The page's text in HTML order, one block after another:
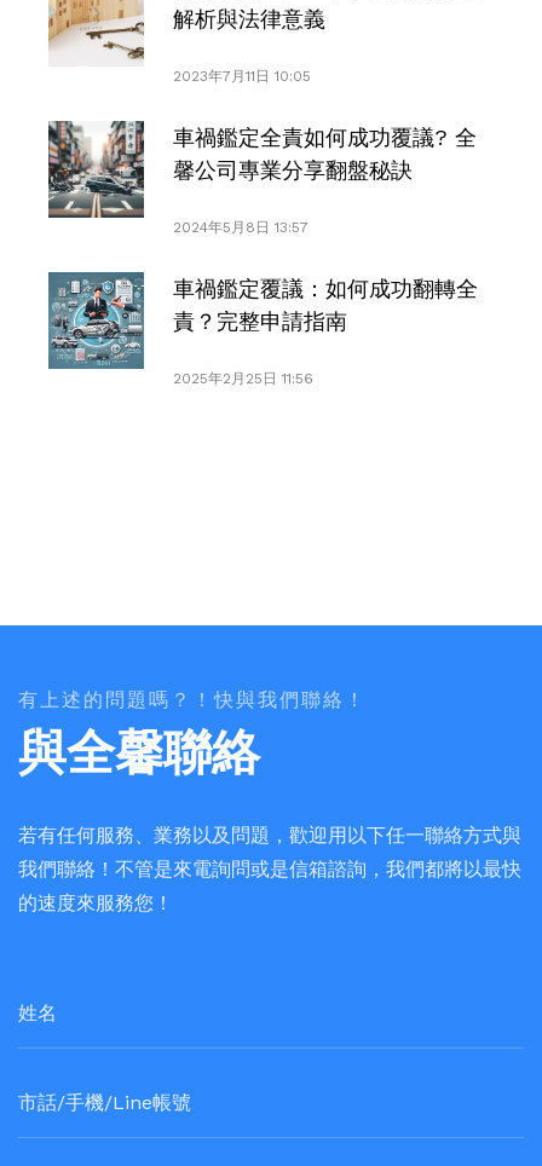
解析與法律意義
2023年7月11日 10:05
車禍鑑定全責如何成功覆議? 全
馨公司專業分享翻盤秘訣
2024年5月8日 13:57
車禍鑑定覆議：如何成功翻轉全
責？完整申請指南
2025年2月25日 11:56
有上述的問題嗎？！快與我們聯絡！
與全馨聯絡
若有任何服務、業務以及問題，歡迎用以下任一聯絡方式與
我們聯絡！不管是來電詢問或是信箱諮詢，我們都將以最快
的速度來服務您！